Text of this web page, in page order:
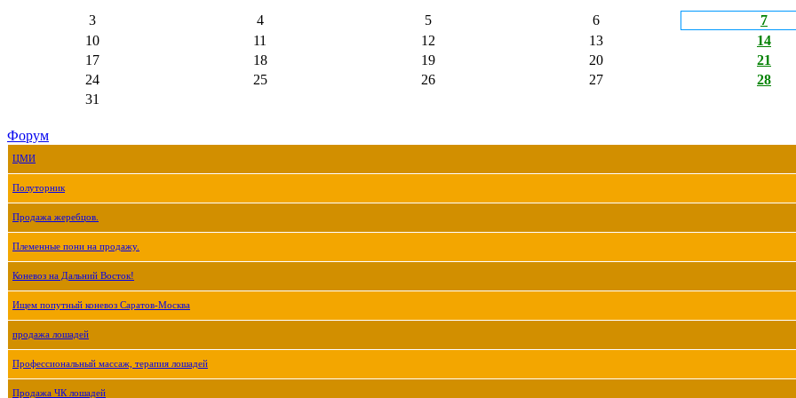
3 4 5 6
7
10
11 12 13
14
17
18 19 20
21
24
25 26 27
28
31
Форум
ЦМИ
Полуторник
Продажа жеребцов.
Племенные пони на продажу.
Коневоз на Дальний Восток!
Ищем попутный коневоз Саратов-Москва
продажа лошадей
Профессиональный массаж, терапия лошадей
Продажа ЧК лошадей